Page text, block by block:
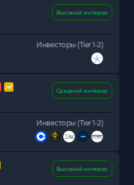
Высокий интерес
Инвесторы (Tier 1-2)
Средний интерес
Инвесторы (Tier 1-2)
Высокий интерес